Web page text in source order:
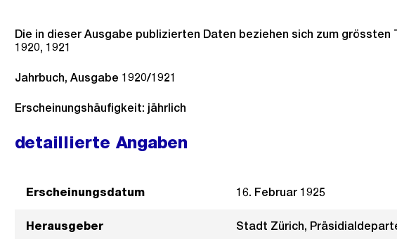
Die in dieser Ausgabe publizierten Daten beziehen sich zum
1920, 1921
Jahrbuch, Ausgabe 1920/1921
Erscheinungshäufigkeit: jährlich
detaillierte Angaben
Erscheinungsdatum 16. Februar 1925
Herausgeber Stadt Zürich,